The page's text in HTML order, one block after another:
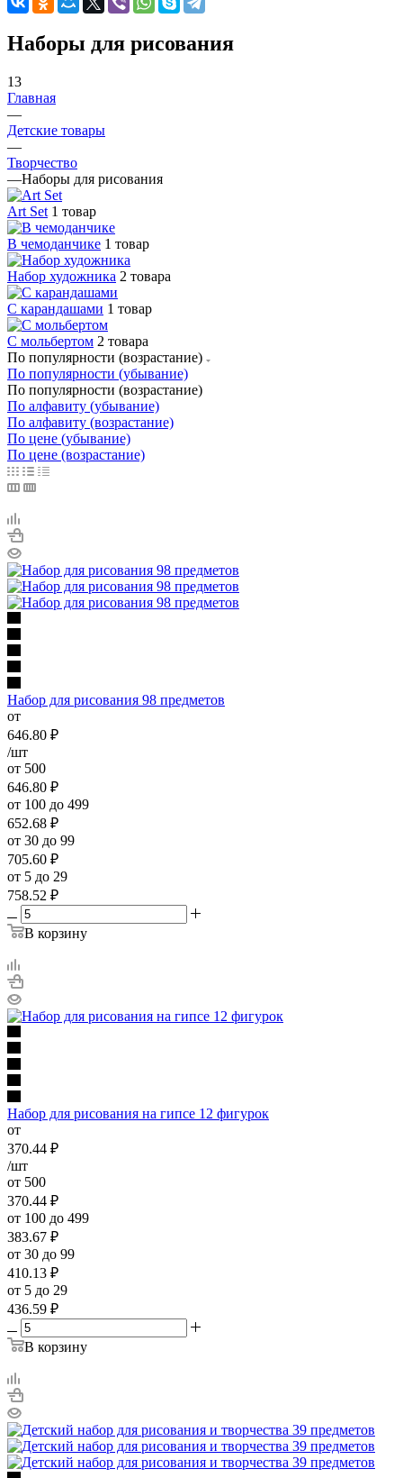
Наборы для рисования
13
Главная
—
Детские товары
—
Творчество
—Наборы для рисования
Art Set 1 товар
В чемоданчике 1 товар
Набор художника 2 товара
С карандашами 1 товар
С мольбертом 2 товара
По популярности (возрастание)
По популярности (убывание)
По популярности (возрастание)
По алфавиту (убывание)
По алфавиту (возрастание)
По цене (убывание)
По цене (возрастание)
Набор для рисования 98 предметов
от
646.80 ₽
/шт
от 500
646.80 ₽
от 100 до 499
652.68 ₽
от 30 до 99
705.60 ₽
от 5 до 29
758.52 ₽
В корзину
Набор для рисования на гипсе 12 фигурок
от
370.44 ₽
/шт
от 500
370.44 ₽
от 100 до 499
383.67 ₽
от 30 до 99
410.13 ₽
от 5 до 29
436.59 ₽
В корзину